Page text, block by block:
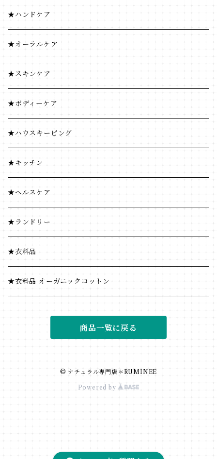
穀物飲料・飲料
調味料
コーヒー・茶類
加工食品
豆・ごま類
ふりかけ・漬物・佃煮
海藻・乾物
菓子類
穀物飲料・飲料
調味料
コーヒー・茶類
加工食品
豆・ごま類
ふりかけ・漬物・佃煮
海藻・乾物
★ハンドケア
★オーラルケア
★スキンケア
★ボディーケア
★ハウスキーピング
★キッチン
★ヘルスケア
★ランドリー
★衣料品
★衣料品 オーガニックコットン
商品一覧に戻る
© ナチュラル専門店＊RUMINEE
Powered by